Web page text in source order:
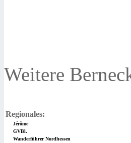
Weitere
Regionales:
Jérôme
GVBl.
Wanderführer Nordhessen